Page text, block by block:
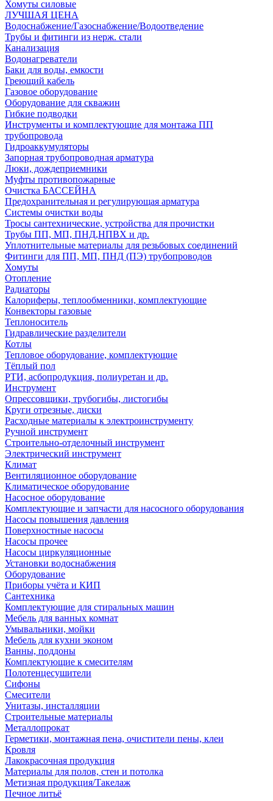
Хомуты силовые
ЛУЧШАЯ ЦЕНА
Водоснабжение/Газоснабжение/Водоотведение
Трубы и фитинги из нерж. стали
Канализация
Водонагреватели
Баки для воды, емкости
Греющий кабель
Газовое оборудование
Оборудование для скважин
Гибкие подводки
Инструменты и комплектующие для монтажа ПП
трубопровода
Гидроаккумуляторы
Запорная трубопроводная арматура
Люки, дождеприемники
Муфты противопожарные
Очистка БАССЕЙНА
Предохранительная и регулирующая арматура
Системы очистки воды
Тросы сантехнические, устройства для прочистки
Трубы ПП, МП, ПНД,НПВХ и др.
Уплотнительные материалы для резьбовых соединений
Фитинги для ПП, МП, ПНД (ПЭ) трубопроводов
Хомуты
Отопление
Радиаторы
Калориферы, теплообменники, комплектующие
Конвекторы газовые
Теплоноситель
Гидравлические разделители
Котлы
Тепловое оборудование, комплектующие
Тёплый пол
РТИ, асбопродукция, полиуретан и др.
Инструмент
Опрессовщики, трубогибы, листогибы
Круги отрезные, диски
Расходные материалы к электроинструменту
Ручной инструмент
Строительно-отделочный инструмент
Электрический инструмент
Климат
Вентиляционное оборудование
Климатическое оборудование
Насосное оборудование
Комплектующие и запчасти для насосного оборудования
Насосы повышения давления
Поверхностные насосы
Насосы прочее
Насосы циркуляционные
Установки водоснабжения
Оборудование
Приборы учёта и КИП
Сантехника
Комплектующие для стиральных машин
Мебель для ванных комнат
Умывальники, мойки
Мебель для кухни эконом
Ванны, поддоны
Комплектующие к смесителям
Полотенцесушители
Сифоны
Смесители
Унитазы, инсталляции
Строительные материалы
Металлопрокат
Герметики, монтажная пена, очистители пены, клеи
Кровля
Лакокрасочная продукция
Материалы для полов, стен и потолка
Метизная продукция/Такелаж
Печное литьё